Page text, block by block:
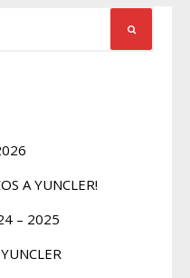
A YUNCLER!
– 2025